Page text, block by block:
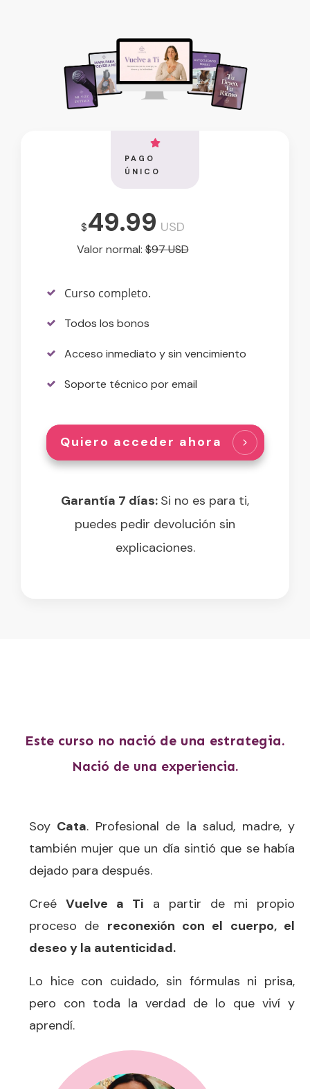
PAGO
ÚNICO
$49.99 USD
Valor normal:$97 USD
Curso completo.
Todos los bonos
Acceso inmediato y sin vencimiento
Soporte técnico por email
Quiero acceder ahora
Garantía 7 días: Si no es para ti,
puedes pedir devolución sin
explicaciones.
Este curso no nació de una estrategia.
Nació de una experiencia.
Soy Cata. Profesional de la salud, madre, y
también mujer que un día sintió que se había
dejado para después.
CreéVuelve a Ti a partir de mi propio
proceso de reconexión con el cuerpo, el
deseo y la autenticidad.
Lo hice con cuidado, sin fórmulas ni prisa,
pero con toda la verdad de lo que viví y
aprendí.